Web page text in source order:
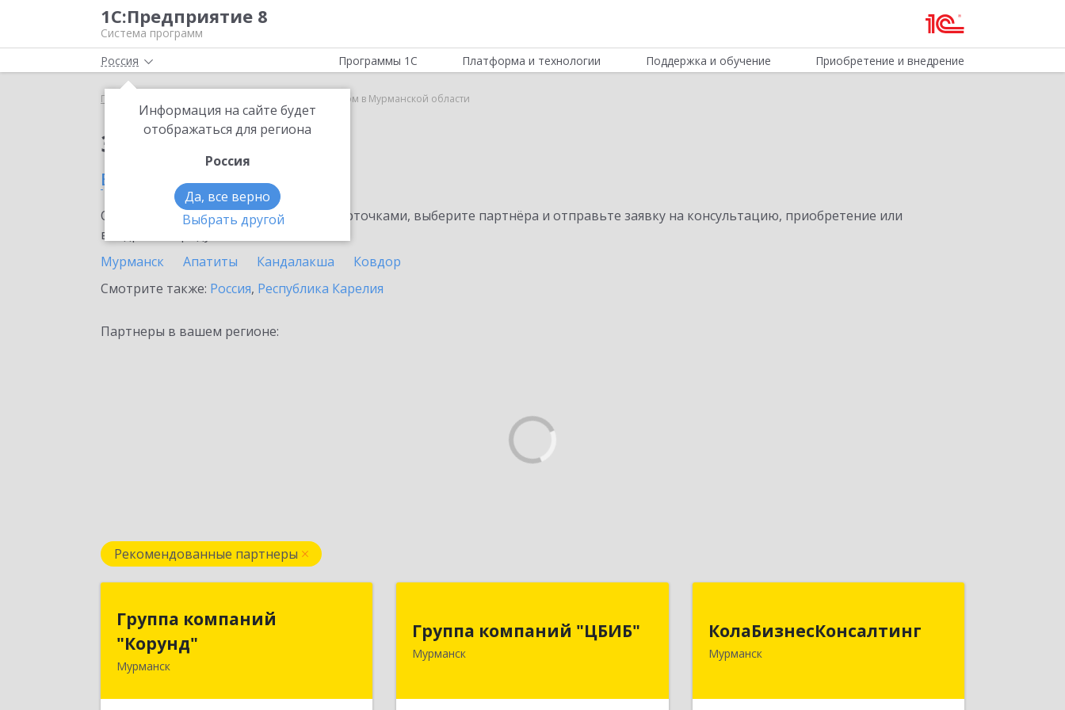
1С:Предприятие 8
Система программ
Россия
Информация на сайте будет
отображаться для региона
Россия
Да, все верно
Выбрать другой
Программы 1С Платформа и технологии Поддержка и обучение Приобретение и внедрение
Главная 1С-Такском в Мурманской области
Заказать 1С-Такском
в Мурманской области
Ознакомьтесь с информационными карточками, выберите партнёра и отправьте заявку на консультацию, приобретение или
внедрение продукта.
Мурманск
Апатиты Кандалакша
Ковдор
Смотрите также: Россия, Республика Карелия
Партнеры в вашем регионе:
Рекомендованные партнеры
Группа компаний
"Корунд"
Мурманск
Группа компаний
183025, Мурманская обл, Мурманск г,
Группа компаний "ЦБИБ"
Мурманск
183010, Мурманская обл, Мурманск г,
Подробнее
КолаБизнесКонсалтинг
Мурманск
Подробнее